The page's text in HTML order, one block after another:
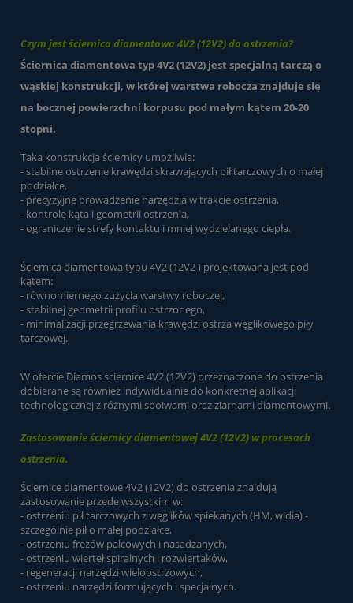
Czym jest ściernica diamentowa 4V2 (12V2) do ostrzenia?
Ściernica diamentowa typ 4V2 (12V2) jest specjalną tarczą o
wąskiej konstrukcji, w której warstwa robocza znajduje się
na bocznej powierzchni korpusu pod małym kątem 20-20
stopni.
Taka konstrukcja ściernicy umożliwia:
- stabilne ostrzenie krawędzi skrawających pił tarczowych o małej
podziałce,
- precyzyjne prowadzenie narzędzia w trakcie ostrzenia,
- kontrolę kąta i geometrii ostrzenia,
- ograniczenie strefy kontaktu i mniej wydzielanego ciepła.
Ściernica diamentowa typu 4V2 (12V2 ) projektowana jest pod
kątem:
- równomiernego zużycia warstwy roboczej,
- stabilnej geometrii profilu ostrzonego,
- minimalizacji przegrzewania krawędzi ostrza węglikowego piły
tarczowej.
W ofercie Diamos ściernice 4V2 (12V2) przeznaczone do ostrzenia
dobierane są również indywidualnie do konkretnej aplikacji
technologicznej z różnymi spoiwami oraz ziarnami diamentowymi.
Zastosowanie ściernicy diamentowej 4V2 (12V2) w procesach
ostrzenia.
Ściernice diamentowe 4V2 (12V2) do ostrzenia znajdują
zastosowanie przede wszystkim w:
- ostrzeniu pił tarczowych z węglików spiekanych (HM, widia) -
szczególnie pił o małej podziałce,
- ostrzeniu frezów palcowych i nasadzanych,
- ostrzeniu wierteł spiralnych i rozwiertaków,
- regeneracji narzędzi wieloostrzowych,
- ostrzeniu narzędzi formujących i specjalnych.